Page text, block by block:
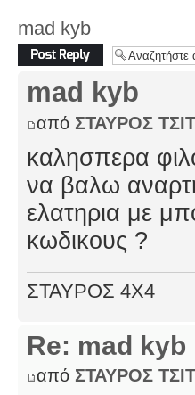
mad kyb
Δημιουργία
απάντησης
mad kyb
από ΣΤΑΥΡΟΣ
καλησπερα
να βαλω
ελατηρια με
κωδικους ?
ΣΤΑΥΡΟΣ 4Χ4
Re: mad kyb
από ΣΤΑΥΡΟΣ